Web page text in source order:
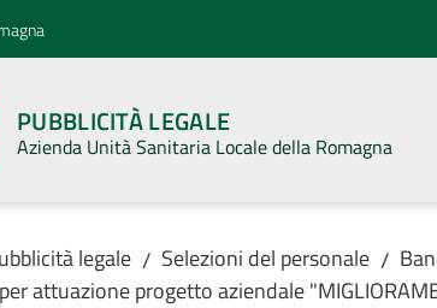
PUBBLICITÀ LEGALE
Azienda Unità Sanitaria Locale della Romagna
legale / Selezioni del personale /
attuazione progetto aziendale